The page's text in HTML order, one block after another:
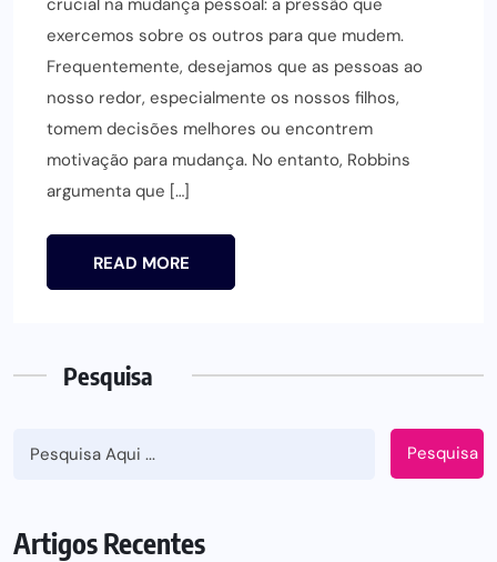
exercemos sobre os outros para que mudem.
Frequentemente, desejamos que as pessoas ao
nosso redor, especialmente os nossos filhos,
tomem decisões melhores ou encontrem
motivação para mudança. No entanto, Robbins
argumenta que […]
READ MORE
Pesquisa
Pesquisa
Artigos Recentes